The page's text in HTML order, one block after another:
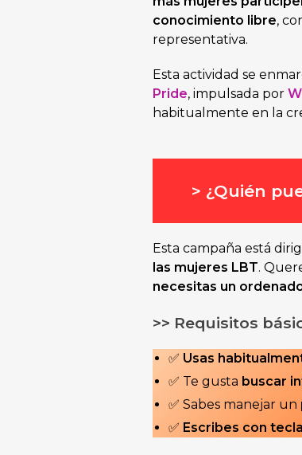
conocimiento libre,
representativa.
Esta actividad se
Pride, impulsada por
habitualmente en la
> ¿Quién
Esta campaña está
las mujeres LBT.
necesitas un
>> Requisitos
✅ Usas
✅ Te gusta buscar
✅ Sabes manejar un
✅ Escribes con